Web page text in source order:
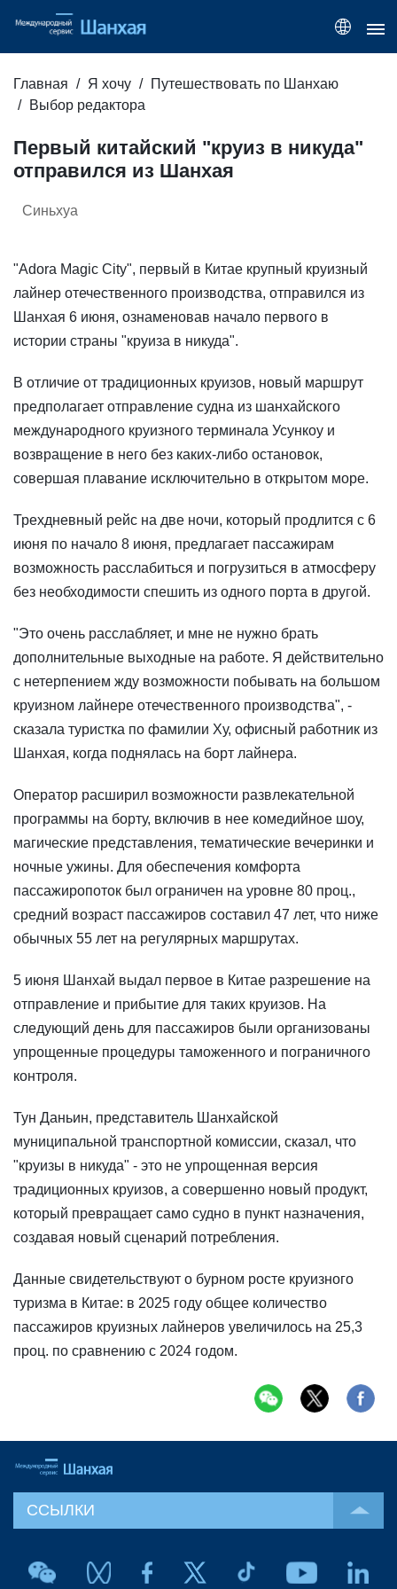
Главная Я хочу
Путешествовать по Шанхаю
Выбор редактора
Первый китайский "круиз в никуда"
отправился из Шанхая
Синьхуа
"Adora Magic City", первый в Китае крупный круизный
лайнер отечественного производства, отправился из
Шанхая 6 июня, ознаменовав начало первого в
истории страны "круиза в никуда".
В отличие от традиционных круизов, новый маршрут
предполагает отправление судна из шанхайского
международного круизного терминала Усункоу и
возвращение в него без каких-либо остановок,
совершая плавание исключительно в открытом море.
Трехдневный рейс на две ночи, который продлится с 6
июня по начало 8 июня, предлагает пассажирам
возможность расслабиться и погрузиться в атмосферу
без необходимости спешить из одного порта в другой.
"Это очень расслабляет, и мне не нужно брать
дополнительные выходные на работе. Я действительно
с нетерпением жду возможности побывать на большом
круизном лайнере отечественного производства", -
сказала туристка по фамилии Ху, офисный работник из
Шанхая, когда поднялась на борт лайнера.
Оператор расширил возможности развлекательной
программы на борту, включив в нее комедийное шоу,
магические представления, тематические вечеринки и
ночные ужины. Для обеспечения комфорта
пассажиропоток был ограничен на уровне 80 проц.,
средний возраст пассажиров составил 47 лет, что ниже
обычных 55 лет на регулярных маршрутах.
5 июня Шанхай выдал первое в Китае разрешение на
отправление и прибытие для таких круизов. На
следующий день для пассажиров были организованы
упрощенные процедуры таможенного и пограничного
контроля.
Тун Даньин, представитель Шанхайской
муниципальной транспортной комиссии, сказал, что
"круизы в никуда" - это не упрощенная версия
традиционных круизов, а совершенно новый продукт,
который превращает само судно в пункт назначения,
создавая новый сценарий потребления.
Данные свидетельствуют о бурном росте круизного
туризма в Китае: в 2025 году общее количество
пассажиров круизных лайнеров увеличилось на 25,3
проц. по сравнению с 2024 годом.
ССЫЛКИ